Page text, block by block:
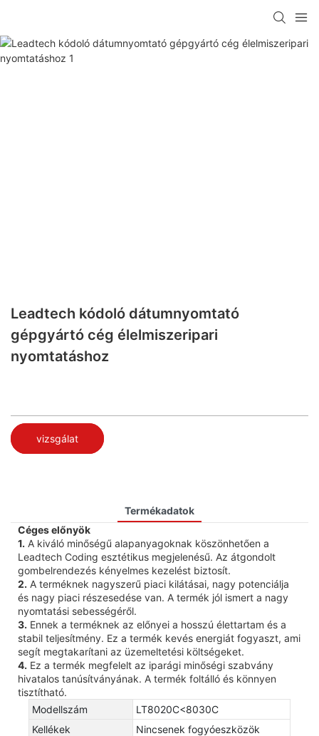
Leadtech kódoló dátumnyomtató
gépgyártó cég élelmiszeripari
nyomtatáshoz
vizsgálat
Termékadatok
Céges előnyök
1. A kiváló minőségű alapanyagoknak köszönhetően a
Leadtech Coding esztétikus megjelenésű. Az átgondolt
gombelrendezés kényelmes kezelést biztosít.
2. A terméknek nagyszerű piaci kilátásai, nagy potenciálja
és nagy piaci részesedése van. A termék jól ismert a nagy
nyomtatási sebességéről.
3. Ennek a terméknek az előnyei a hosszú élettartam és a
stabil teljesítmény. Ez a termék kevés energiát fogyaszt, ami
segít megtakarítani az üzemeltetési költségeket.
4. Ez a termék megfelelt az iparági minőségi szabvány
hivatalos tanúsítványának. A termék foltálló és könnyen
tisztítható.
Modellszám
LT8020C<8030C
Kellékek
Nincsenek fogyóeszközök